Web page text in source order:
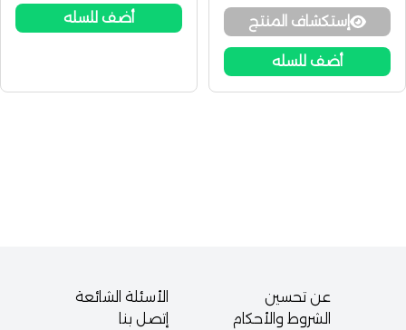
إستكشاف المنتج
أضف للسله
أضف للسله
عن تحسين
الشروط والأحكام
الأسئلة الشائعة
إتصل بنا